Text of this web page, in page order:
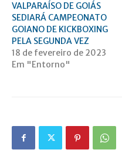
VALPARAÍSO DE GOIÁS
SEDIARÁ CAMPEONATO
GOIANO DE KICKBOXING
PELA SEGUNDA VEZ
18 de fevereiro de 2023
Em "Entorno"